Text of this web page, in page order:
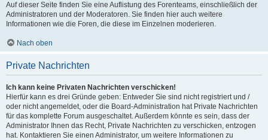
Auf dieser Seite finden Sie eine Auflistung des Forenteams, einschließlich der
Administratoren und der Moderatoren. Sie finden hier auch weitere
Informationen wie die Foren, die diese im Einzelnen moderieren.
Nach oben
Private Nachrichten
Ich kann keine Privaten Nachrichten verschicken!
Hierfür kann es drei Gründe geben: Entweder Sie sind nicht registriert und /
oder nicht angemeldet, oder die Board-Administration hat Private Nachrichten
für das komplette Forum ausgeschaltet. Außerdem könnte es sein, dass der
Administrator Ihnen das Recht, Private Nachrichten zu verschicken, entzogen
hat. Kontaktieren Sie einen Administrator, um weitere Informationen zu